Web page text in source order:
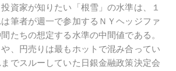
資家が知りたい「根雪」の水準は、１
筆者が週一で参加するＮＹヘッジファ
たちの想定する水準の中間値である。
、円売りは最もホットで混み合ってい
でスルーしていた日銀金融政策決定会